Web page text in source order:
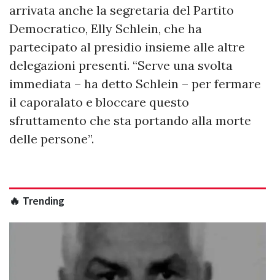
arrivata anche la segretaria del Partito
Democratico, Elly Schlein, che ha
partecipato al presidio insieme alle altre
delegazioni presenti. “Serve una svolta
immediata – ha detto Schlein – per fermare
il caporalato e bloccare questo
sfruttamento che sta portando alla morte
delle persone”.
🔥 Trending